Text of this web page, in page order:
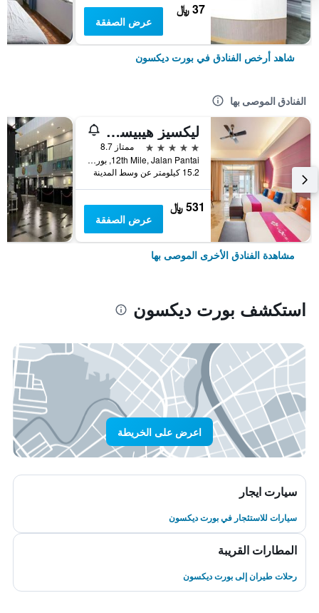
37 ﷼
عرض الصفقة
شاهد أرخص الفنادق في بورت ديكسون
الفنادق الموصى بها
ليكسيز هيبيسكوس بورت ديكسون
5 نجوم
ممتاز 8.7
12th Mile, Jalan Pantai, بورت ديكسون, ماليزيا
15.2 كيلومتر عن وسط المدينة
531 ﷼
عرض الصفقة
مشاهدة الفنادق الأخرى الموصى بها
استكشف بورت ديكسون
اعرض على الخريطة
سيارت ايجار
سيارات للاستئجار في بورت ديكسون
المطارات القريبة
رحلات طيران إلى بورت ديكسون